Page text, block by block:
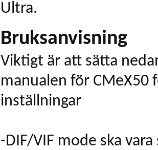
Ultra.
Bruksanvisning
Viktigt är att sätta
manualen för CMeX50
inställningar
-DIF/VIF mode ska